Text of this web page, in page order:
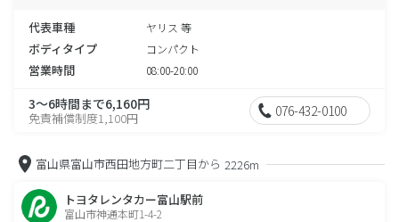
代表車種 ヤリス 等
ボディタイプ コンパクト
営業時間 08:00-20:00
3～6時間まで6,160円
免責補償制度1,100円 076-432-0100
富山県富山市西田地方町二丁目から 2226m
トヨタレンタカー富山駅前
富山市神通本町1-4-2